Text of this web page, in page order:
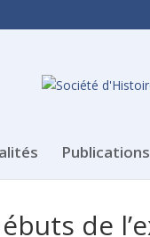
Publications
de